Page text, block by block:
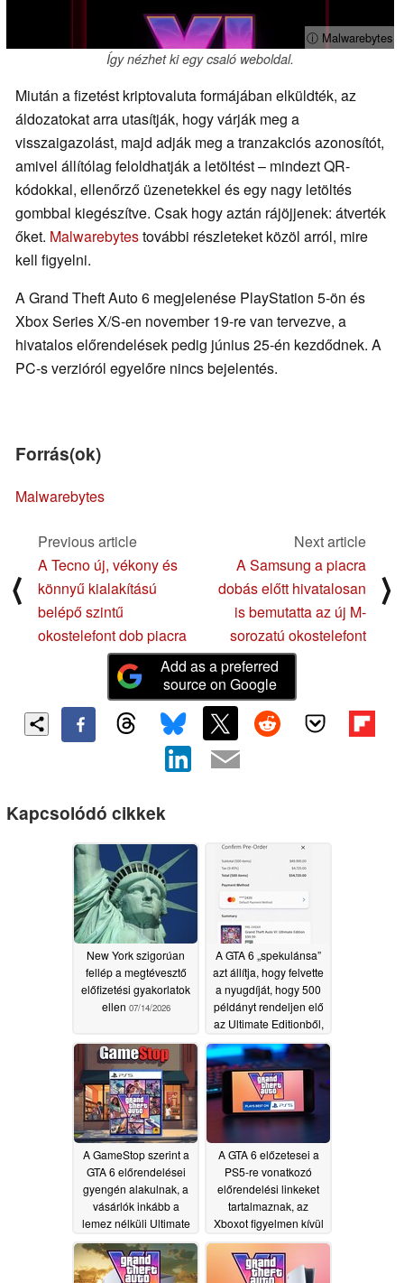
ⓘ Malwarebytes
Így nézhet ki egy csaló weboldal.
Miután a fizetést kriptovaluta formájában elküldték, az
áldozatokat arra utasítják, hogy várják meg a
visszaigazolást, majd adják meg a tranzakciós azonosítót,
amivel állítólag feloldhatják a letöltést – mindezt QR-
kódokkal, ellenőrző üzenetekkel és egy nagy letöltés
gombbal kiegészítve. Csak hogy aztán rájöjjenek: átverték
őket. Malwarebytestovábbi részleteket közöl arról, mire
kell figyelni.
A Grand Theft Auto 6 megjelenése PlayStation 5-ön és
Xbox Series X/S-en november 19-re van tervezve, a
hivatalos előrendelések pedig június 25-én kezdődnek. A
PC-s verzióról egyelőre nincs bejelentés.
Forrás(ok)
Malwarebytes
⟨
Previous article
A Tecno új, vékony és
könnyű kialakítású
belépő szintű
okostelefont dob piacra
Next article
A Samsung a piacra
dobás előtt hivatalosan
is bemutatta az új M-
sorozatú okostelefont
⟩
Add as a preferred
source on Google
Kapcsolódó cikkek
New York szigorúan
fellép a megtévesztő
előfizetési gyakorlatok
ellen 07/14/2026
A GTA 6 „spekulánsa”
azt állítja, hogy felvette
a nyugdíját, hogy 500
példányt rendeljen elő
az Ultimate Editionből,
anélkül, hogy tudta
volna, hogy azok nem
tartalmaznak lemezt
06/30/2026
A GameStop szerint a
GTA 6 előrendelései
gyengén alakulnak, a
vásárlók inkább a
lemez nélküli Ultimate
Edition változatot
választják06/30/2026
A GTA 6 előzetesei a
PS5-re vonatkozó
előrendelési linkeket
tartalmaznak, az
Xboxot figyelmen kívül
hagyva, miközben a
Microsoft vitatja az
eladási különbséget